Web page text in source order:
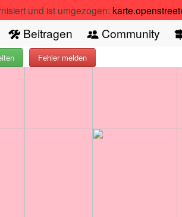
und ist umgezogen:
Beitragen Community
Fehler melden